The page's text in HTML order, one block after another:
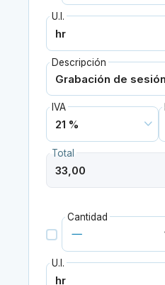
U.I.
Descripción
IVA
Total
Cantidad
U.I.